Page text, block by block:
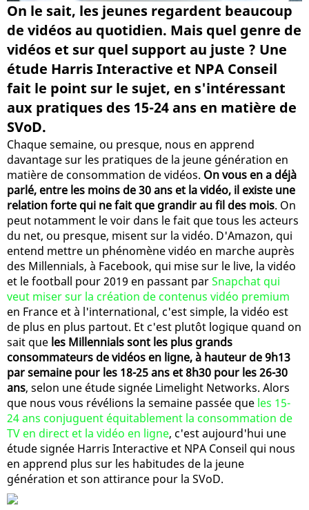
On le sait, les jeunes regardent beaucoup
de vidéos au quotidien. Mais quel genre de
vidéos et sur quel support au juste ? Une
étude Harris Interactive et NPA Conseil
fait le point sur le sujet, en s'intéressant
aux pratiques des 15-24 ans en matière de
SVoD.
Chaque semaine, ou presque, nous en apprend
davantage sur les pratiques de la jeune génération en
matière de consommation de vidéos. On vous en a déjà
parlé, entre les moins de 30 ans et la vidéo, il existe une
relation forte qui ne fait que grandir au fil des mois. On
peut notamment le voir dans le fait que tous les acteurs
du net, ou presque, misent sur la vidéo. D'Amazon, qui
entend mettre un phénomène vidéo en marche auprès
des Millennials, à Facebook, qui mise sur le live, la vidéo
et le football pour 2019 en passant parSnapchat qui
veut miser sur la création de contenus vidéo premium
en France et à l'international, c'est simple, la vidéo est
de plus en plus partout. Et c'est plutôt logique quand on
sait que les Millennials sont les plus grands
consommateurs de vidéos en ligne, à hauteur de 9h13
par semaine pour les 18-25 ans et 8h30 pour les 26-30
ans, selon une étude signée Limelight Networks. Alors
que nous vous révélions la semaine passée que les 15-
24 ans conjuguent équitablement la consommation de
TV en direct et la vidéo en ligne, c'est aujourd'hui une
étude signée Harris Interactive et NPA Conseil qui nous
en apprend plus sur les habitudes de la jeune
génération et son attirance pour la SVoD.